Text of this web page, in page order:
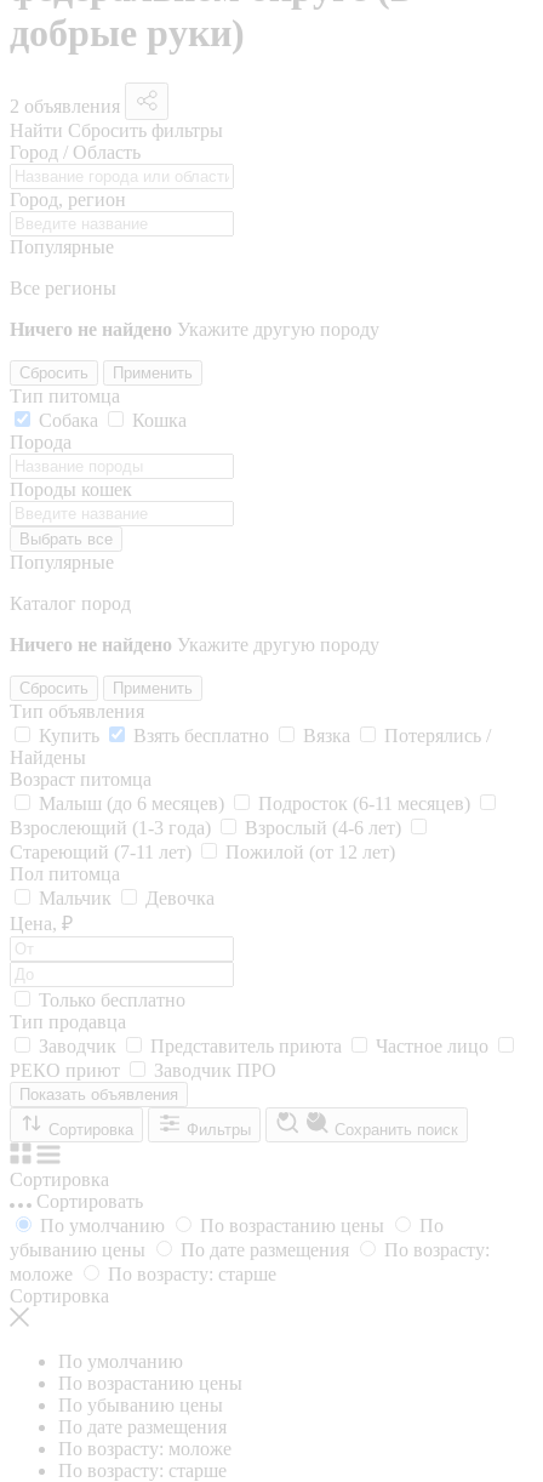
добрые руки)
2 объявления
Найти Сбросить фильтры
Город / Область
Город, регион
Популярные
Все регионы
Ничего не найдено Укажите другую породу
Сбросить Применить
Тип питомца
Собака
Кошка
Порода
Породы кошек
Выбрать все
Популярные
Каталог пород
Ничего не найдено Укажите другую породу
Сбросить Применить
Тип объявления
Купить
Взять бесплатно Вязка
Потерялись /
Найдены
Возраст питомца
Малыш (до 6 месяцев)
Подросток (6-11 месяцев)
Взрослеющий (1-3 года)
Взрослый (4-6 лет)
Стареющий (7-11 лет)
Пожилой (от 12 лет)
Пол питомца
Мальчик
Девочка
Цена, ₽
Только бесплатно
Тип продавца
Заводчик
Представитель приюта
Частное лицо
РЕКО приют
Заводчик ПРО
Показать объявления
Сортировка
Фильтры Сохранить поиск
Сортировка
Сортировать
По умолчанию
По возрастанию цены
По
убыванию цены
По дате размещения
По возрасту:
моложе
По возрасту: старше
Сортировка
По умолчанию
По возрастанию цены
По убыванию цены
По дате размещения
По возрасту: моложе
По возрасту: старше